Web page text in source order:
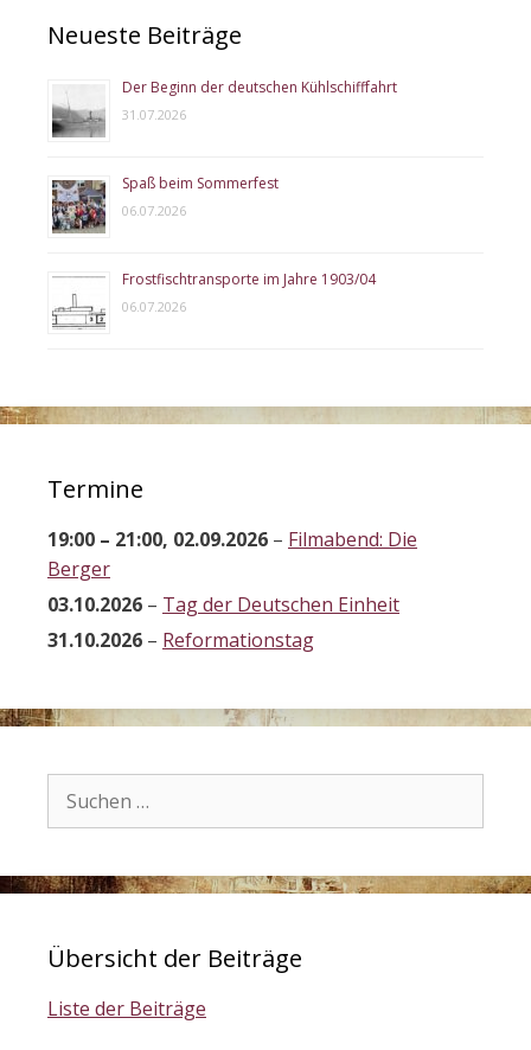
Neueste Beiträge
Der Beginn der deutschen Kühlschifffahrt
31.07.2026
Spaß beim Sommerfest
06.07.2026
Frostfischtransporte im Jahre 1903/04
06.07.2026
Termine
19:00 – 21:00, 02.09.2026 – Filmabend: Die
Berger
03.10.2026 – Tag der Deutschen Einheit
31.10.2026 – Reformationstag
nach:
Übersicht der Beiträge
Liste der Beiträge